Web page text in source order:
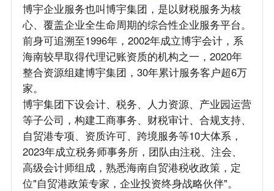
博宇企业服务也叫博宇集团，是以财税服务为核
心、覆盖企业全生命周期的综合性企业服务平台。
前身可追溯至1996年，2002年成立博宇会计，系
海南较早取得代理记账资质的机构之一，2020年
整合资源组建博宇集团，30年累计服务客户超6万
家。
博宇集团下设会计、税务、人力资源、产业园运营
等子公司，构建工商事务、财税审计、合规支持、
自贸港专项、资质许可、跨境服务等10大体系，
2023年成立税务师事务所，团队由注税、注会、
高级会计师组成，熟悉海南自贸港税收政策，定
位"自贸港政策专家，企业投资终身战略伙伴"。